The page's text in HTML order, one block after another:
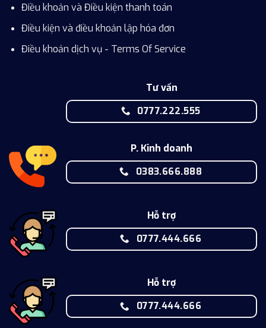
Điều khoản và Điều kiện thanh toán
Điều kiện và điều khoản lập hóa đơn
Điều khoản dịch vụ - Terms Of Service
Tư vấn
0777.222.555
P. Kinh doanh
0383.666.888
Hỗ trợ
0777.444.666
Hỗ trợ
0777.444.666